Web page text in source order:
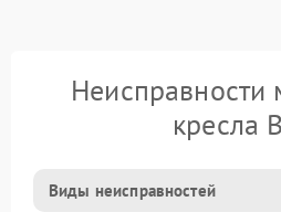
Неисправности
кресла
Виды неисправностей